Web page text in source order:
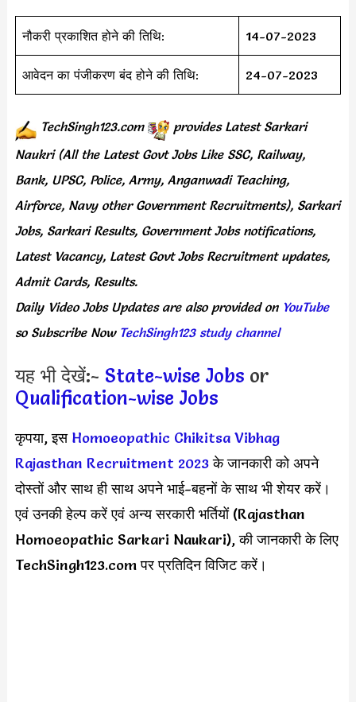
नौकरी प्रकाशित होने की तिथि: 14-07-2023
आवेदन का पंजीकरण बंद होने की तिथि: 24-07-2023
TechSingh123.com provides Latest Sarkari
Naukri (All the Latest Govt Jobs Like SSC, Railway,
Bank, UPSC, Police, Army, Anganwadi Teaching,
Airforce, Navy other Government Recruitments), Sarkari
Jobs, Sarkari Results, Government Jobs notifications,
Latest Vacancy, Latest Govt Jobs Recruitment updates,
Admit Cards, Results.
Daily Video Jobs Updates are also provided onYouTube
so Subscribe Now TechSingh123 study channel
यह भी देखें:- State-wise Jobs or
Qualification-wise Jobs
कृपया, इस Homoeopathic Chikitsa Vibhag
Rajasthan Recruitment 2023के जानकारी को अपने
दोस्तों और साथ ही साथ अपने भाई-बहनों के साथ भी शेयर करें।
एवं उनकी हेल्प करें एवं अन्य सरकारी भर्तियों (Rajasthan
Homoeopathic Sarkari Naukari), की जानकारी के लिए
TechSingh123.com पर प्रतिदिन विजिट करें।